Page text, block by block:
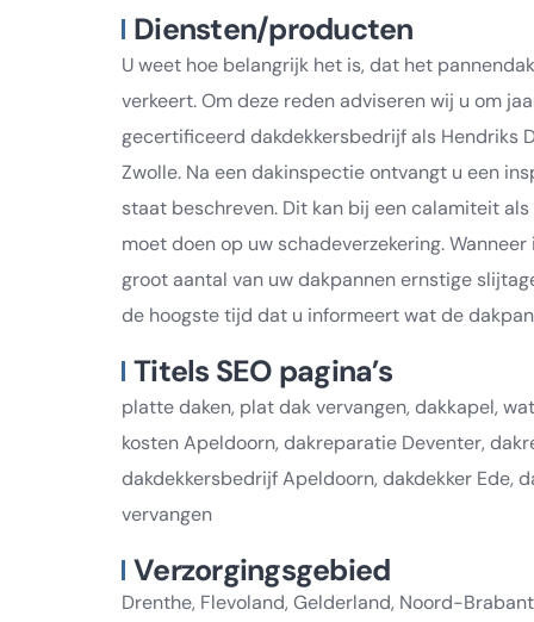
Diensten/producten
U weet hoe belangrijk het is, dat het
verkeert. Om deze reden adviseren wij u om
gecertificeerd dakdekkersbedrijf als Hendriks
Zwolle. Na een dakinspectie ontvangt u een
staat beschreven. Dit kan bij een calamiteit
moet doen op uw schadeverzekering.
groot aantal van uw dakpannen ernstige
de hoogste tijd dat u informeert wat de
Titels SEO pagina’s
platte daken, plat dak vervangen, dakkapel,
kosten Apeldoorn, dakreparatie Deventer,
dakdekkersbedrijf Apeldoorn, dakdekker Ede,
vervangen
Verzorgingsgebied
Drenthe, Flevoland, Gelderland, Noord-